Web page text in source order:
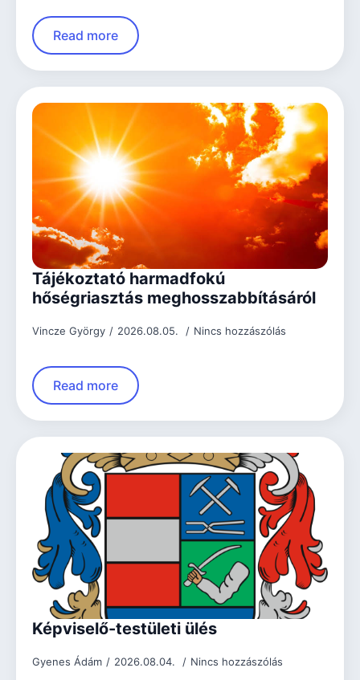
Read more
Tájékoztató harmadfokú
hőségriasztás meghosszabbításáról
Vincze György 2026.08.05. Nincs hozzászólás
Read more
Képviselő-testületi ülés
Gyenes Ádám 2026.08.04. Nincs hozzászólás